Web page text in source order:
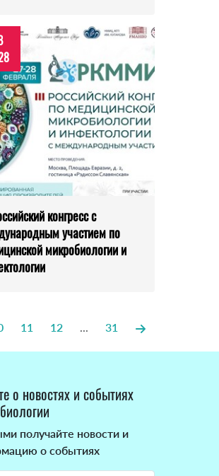
конгресс с
участием по
микробиологии и
11 12 ... 31
о новостях и событиях
получайте новости и
о событиях